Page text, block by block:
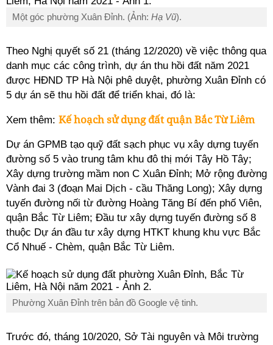
Một góc phường Xuân Đỉnh. (Ảnh: Hạ Vũ).
Theo Nghị quyết số 21 (tháng 12/2020) về việc thông qua
danh mục các công trình, dự án thu hồi đất năm 2021
được HĐND TP Hà Nội phê duyệt, phường Xuân Đỉnh có
5 dự án sẽ thu hồi đất để triển khai, đó là:
Xem thêm: Kế hoạch sử dụng đất quận Bắc Từ Liêm
Dự án GPMB tạo quỹ đất sạch phục vụ xây dựng tuyến
đường số 5 vào trung tâm khu đô thị mới Tây Hồ Tây;
Xây dựng trường mầm non C Xuân Đỉnh; Mở rộng đường
Vành đai 3 (đoạn Mai Dịch - cầu Thăng Long); Xây dựng
tuyến đường nối từ đường Hoàng Tăng Bí đến phố Viên,
quận Bắc Từ Liêm; Đầu tư xây dựng tuyến đường số 8
thuộc Dự án đầu tư xây dựng HTKT khung khu vực Bắc
Cổ Nhuế - Chèm, quận Bắc Từ Liêm.
Phường Xuân Đỉnh trên bản đồ Google vệ tinh.
Trước đó, tháng 10/2020, Sở Tài nguyên và Môi trường